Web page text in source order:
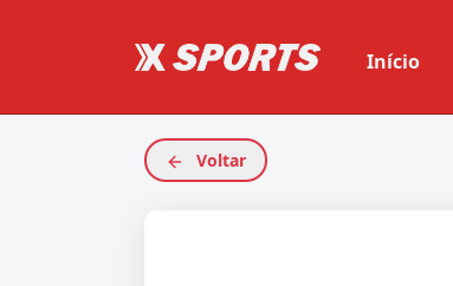
Início
Voltar